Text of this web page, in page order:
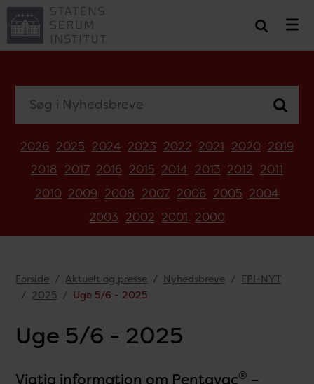
2026 2025 2024 2023 2022 2021 2020 2019
2018 2017 2016 2015 2014 2013 2012 2011
2010 2009 2008 2007 2006 2005 2004
2003 2002 2001 2000
Forside Aktuelt og presse Nyhedsbreve
EPI-NYT
2025
Uge 5/6 - 2025
Uge 5/6 - 2025
Vigtig information om Pentavac® –